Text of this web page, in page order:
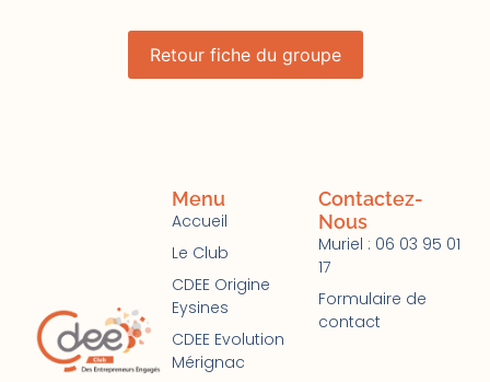
Retour fiche du groupe
Menu
Accueil
Le Club
CDEE Origine
Eysines
CDEE Evolution
Mérignac
Contactez-
Nous
Muriel : 06 03 95 01
17
Formulaire de
contact